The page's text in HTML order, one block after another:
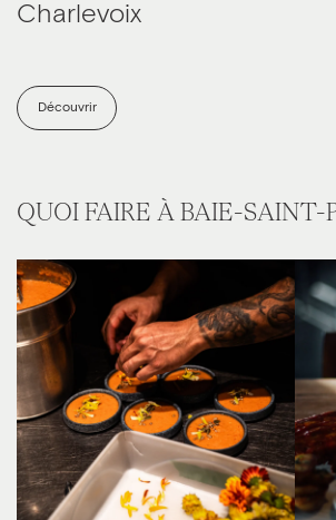
Charlevoix
Découvrir
QUOI FAIRE À BAIE-SAINT-